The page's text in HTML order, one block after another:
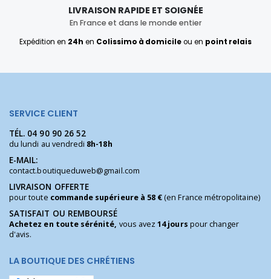
LIVRAISON RAPIDE ET SOIGNÉE
En France et dans le monde entier
Expédition en 24h en Colissimo à domicileou en point relais
SERVICE CLIENT
TÉL. 04 90 90 26 52
du lundi au vendredi 8h-18h
E-MAIL:
contact.boutiqueduweb@gmail.com
LIVRAISON OFFERTE
pour toute commande supérieure à 58 €(en France métropolitaine)
SATISFAIT OU REMBOURSÉ
Achetez en toute sérénité, vous avez14 jours pour changer
d'avis.
LA BOUTIQUE DES CHRÉTIENS